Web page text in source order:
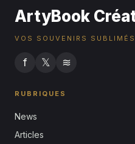
ArtyBook
VOS SOUVENIRS SUBLIMÉS
f 𝕏 ≋
RUBRIQUES
News
Articles